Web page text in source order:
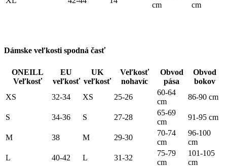
cm
cm
Dámske veľkosti spodná časť
ONEILL
Veľkosť
EU
veľkosť
UK
veľkosť
Veľkosť
nohavíc
Obvod
pása
Obvod
bokov
XS
32-34 XS 25-26
60-64
cm
86-90 cm
S 34-36 S 27-28
65-69
cm
91-95 cm
M 38 M 29-30
70-74
cm
96-100
cm
L
40-42 L 31-32
75-79
cm
101-105
cm